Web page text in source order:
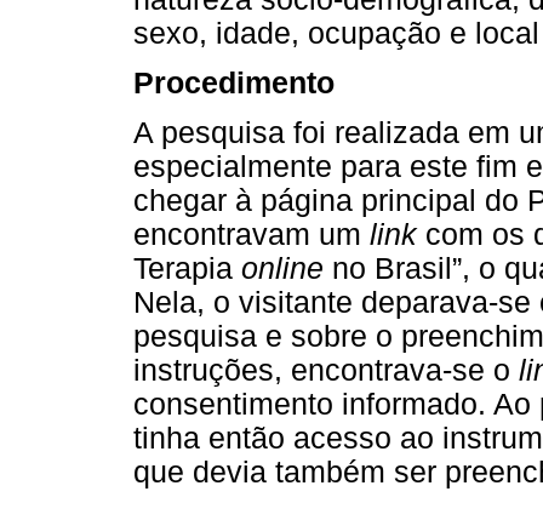
sexo, idade, ocupação e
Procedimento
A pesquisa foi realizada em
especialmente para este fim
chegar à página principal do
encontravam um link com os
Terapia online no Brasil”, o
Nela, o visitante deparava-
pesquisa e sobre o
instruções, encontrava-se o
consentimento informado.
tinha então acesso ao
que devia também ser